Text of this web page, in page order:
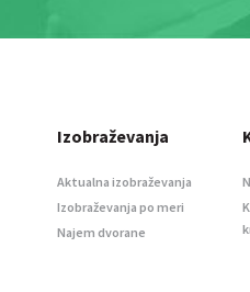
Izobraževanja
Aktualna izobraževanja
Izobraževanja po meri
Najem dvorane